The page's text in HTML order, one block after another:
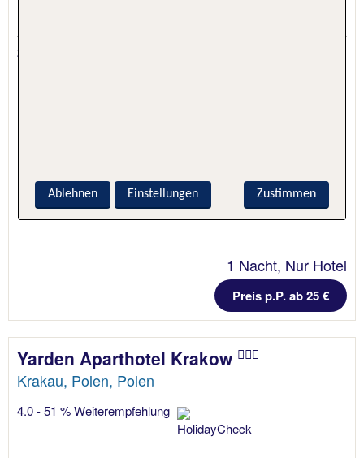
2.5 - 17 % Weiterempfehlung
1 Nacht, Nur Hotel
Preis p.P. ab 25 €
Yarden Aparthotel Krakow
Krakau, Polen, Polen
4.0 - 51 % Weiterempfehlung
Zustimmen
Ablehnen Einstellungen